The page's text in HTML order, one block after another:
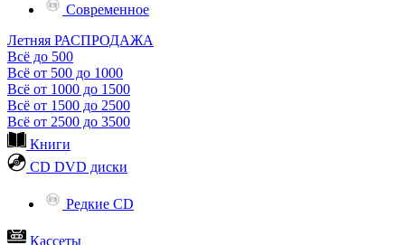
Современное
Летняя РАСПРОДАЖА
Всё до 500
Всё от 500 до 1000
Всё от 1000 до 1500
Всё от 1500 до 2500
Всё от 2500 до 3500
Книги
CD DVD диски
Редкие CD
Кассеты